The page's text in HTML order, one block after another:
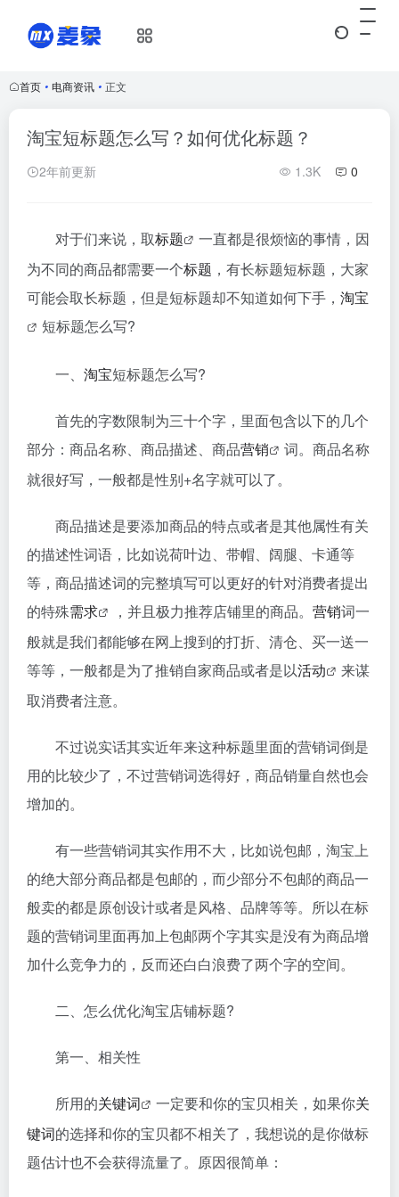
首页 • 电商资讯 • 正文
淘宝短标题怎么写？如何优化标题？
2年前更新 1.3K 0
对于们来说，取标题
一直都是很烦恼的事情，因
为不同的商品都需要一个标题 ，有长标题短标题，大家
可能会取长标题，但是短标题却不知道如何下手， 淘宝
短标题怎么写?
一、 淘宝短标题怎么写?
首先的字数限制为三十个字，里面包含以下的几个
部分：商品名称、商品描述、商品营销
词。商品名称
就很好写，一般都是性别+名字就可以了。
商品描述是要添加商品的特点或者是其他属性有关
的描述性词语，比如说荷叶边、带帽、阔腿、卡通等
等，商品描述词的完整填写可以更好的针对消费者提出
的特殊需求 ，并且极力推荐店铺里的商品。 营销词一
般就是我们都能够在网上搜到的打折、清仓、买一送一
等等，一般都是为了推销自家商品或者是以活动
来谋
取消费者注意。
不过说实话其实近年来这种标题里面的营销词倒是
用的比较少了，不过营销词选得好，商品销量自然也会
增加的。
有一些营销词其实作用不大，比如说包邮，淘宝上
的绝大部分商品都是包邮的，而少部分不包邮的商品一
般卖的都是原创设计或者是风格、品牌等等。所以在标
题的营销词里面再加上包邮两个字其实是没有为商品增
加什么竞争力的，反而还白白浪费了两个字的空间。
二、怎么优化淘宝店铺标题?
第一、相关性
所用的关键词 一定要和你的宝贝相关，如果你关
键词的选择和你的宝贝都不相关了，我想说的是你做标
题估计也不会获得流量了。原因很简单：